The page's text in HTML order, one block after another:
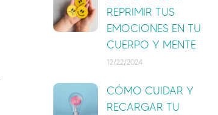
REPRIMIR TUS
EMOCIONES EN TU
CUERPO Y MENTE
12/22/2024
CÓMO CUIDAR Y
RECARGAR TU